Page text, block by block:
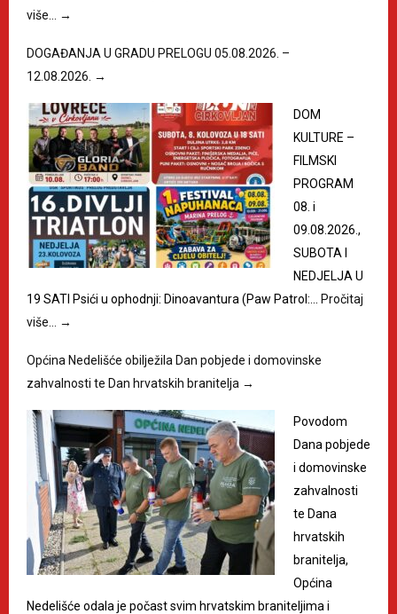
više…
→
DOGAĐANJA U GRADU PRELOGU 05.08.2026. –
12.08.2026. →
DOM
KULTURE –
FILMSKI
PROGRAM
08. i
09.08.2026.,
SUBOTA I
NEDJELJA U
19 SATI Psići u ophodnji: Dinoavantura (Paw Patrol:… Pročitaj
više…
→
Općina Nedelišće obilježila Dan pobjede i domovinske
zahvalnosti te Dan hrvatskih branitelja →
Povodom
Dana pobjede
i domovinske
zahvalnosti
te Dana
hrvatskih
branitelja,
Općina
Nedelišće odala je počast svim hrvatskim braniteljima i